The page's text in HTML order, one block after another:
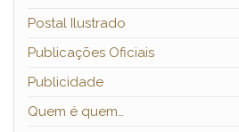
Postal Ilustrado
Publicações Oficiais
Publicidade
Quem é quem…